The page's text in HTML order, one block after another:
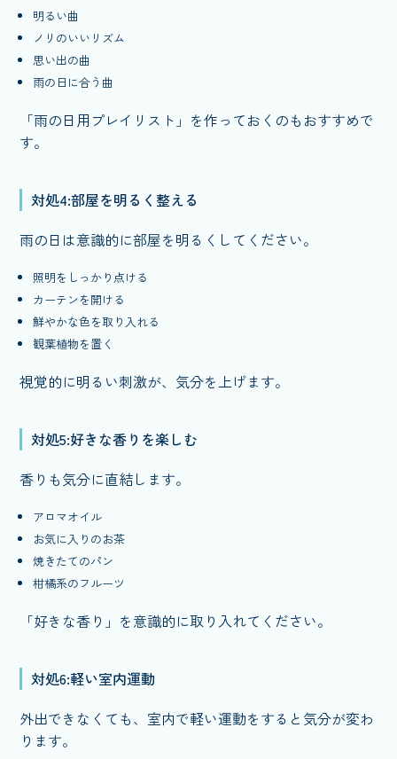
明るい曲
ノリのいいリズム
思い出の曲
雨の日に合う曲
「雨の日用プレイリスト」を作っておくのもおすすめで
す。
対処4:部屋を明るく整える
雨の日は意識的に部屋を明るくしてください。
照明をしっかり点ける
カーテンを開ける
鮮やかな色を取り入れる
観葉植物を置く
視覚的に明るい刺激が、気分を上げます。
対処5:好きな香りを楽しむ
香りも気分に直結します。
アロマオイル
お気に入りのお茶
焼きたてのパン
柑橘系のフルーツ
「好きな香り」を意識的に取り入れてください。
対処6:軽い室内運動
外出できなくても、室内で軽い運動をすると気分が変わ
ります。